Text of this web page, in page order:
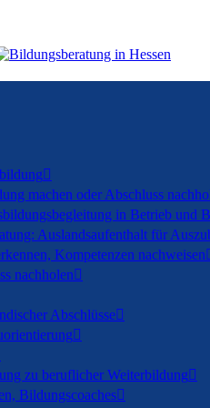

machen oder Abschluss
in Betrieb und
Auslandsaufenthalt für
Kompetenzen nachweisen
nachholen
Abschlüsse

zu beruflicher Weiterbildung
Bildungscoaches